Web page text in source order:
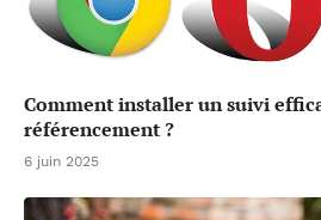
Comment installer un suivi
référencement ?
6 juin 2025